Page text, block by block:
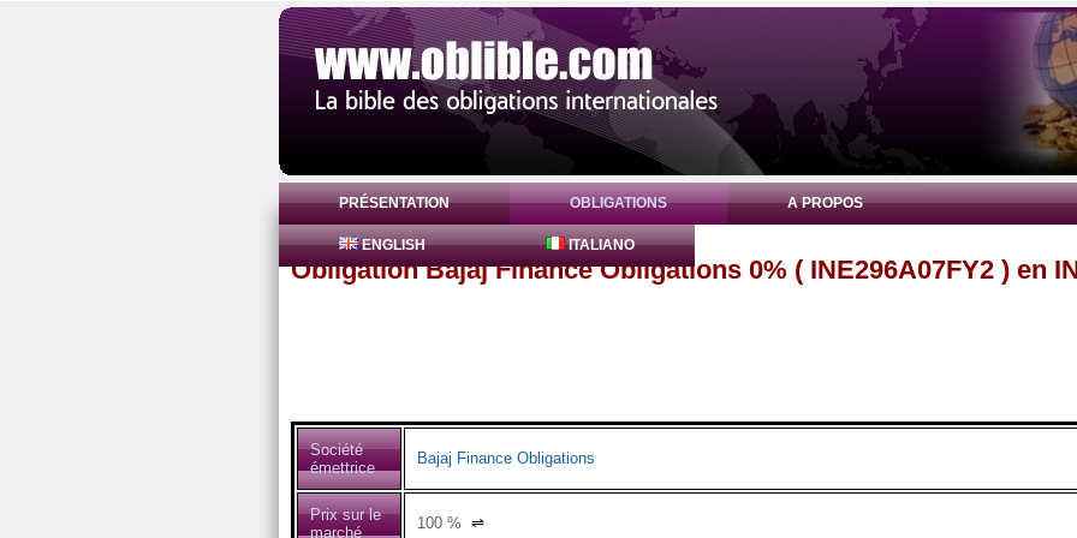
PRÉSENTATION OBLIGATIONS A PROPOS
ENGLISH ITALIANO
Obligation Bajaj Finance Obligations 0% ( INE296A07FY2 ) en
Société
émettrice
Bajaj Finance Obligations
Prix sur le
marché
100% ⇌